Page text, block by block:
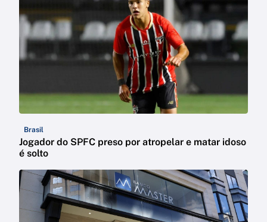
Brasil
Jogador do SPFC preso por atropelar e matar idoso
é solto